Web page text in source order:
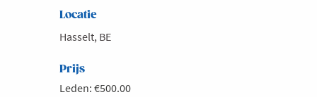
Locatie
Hasselt, BE
Prijs
Leden: €500.00